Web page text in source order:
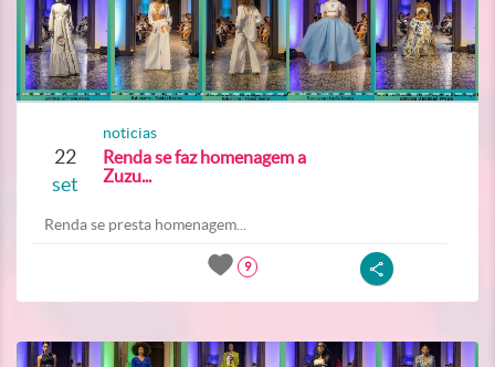
22
set
noticias
Renda se faz homenagem a
Zuzu...
Renda se presta homenagem...
9